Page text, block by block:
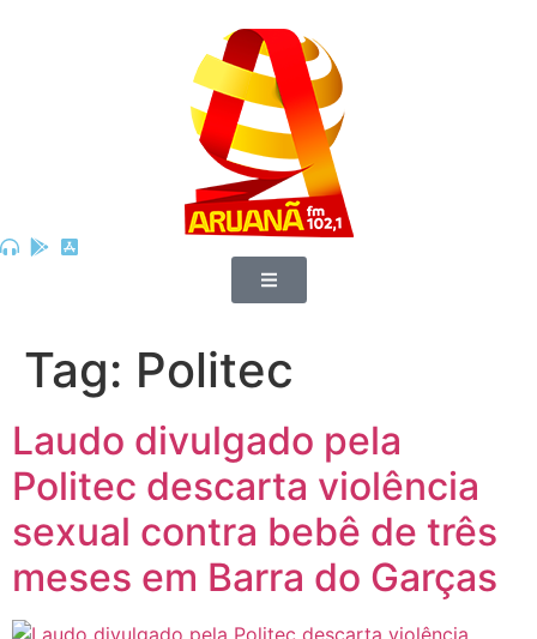
Tag: Politec
Laudo divulgado pela
Politec descarta violência
sexual contra bebê de três
meses em Barra do Garças